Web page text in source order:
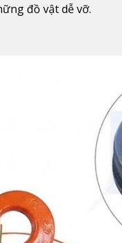
đồ vật dễ vỡ.